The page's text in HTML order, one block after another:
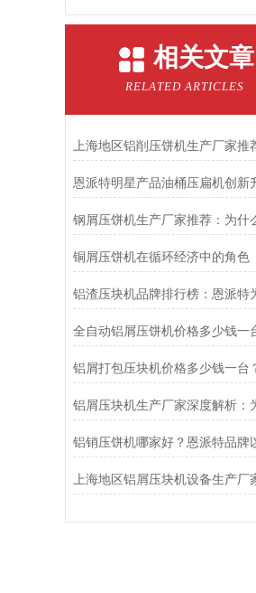
相关文章
RELATED ARTICLES
铜屑压饼机在循环经济中的角色